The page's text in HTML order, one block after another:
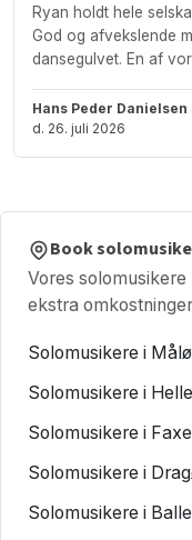
Ryan holdt hele
God og afvekslende
dansegulvet. En af
Hans Peder Danielsen
d. 26. juli 2026
Book
Vores solomusikere
ekstra
Solomusikere i
Solomusikere i
Solomusikere i Faxe
Solomusikere i
Solomusikere i